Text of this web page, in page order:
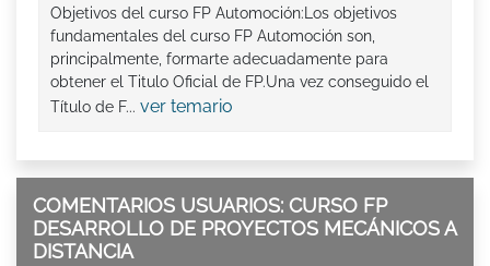
Objetivos del curso FP Automoción:Los objetivos
fundamentales del curso FP Automoción son,
principalmente, formarte adecuadamente para
obtener el Titulo Oficial de FP.Una vez conseguido el
Título de F... ver temario
COMENTARIOS USUARIOS: CURSO FP
DESARROLLO DE PROYECTOS MECÁNICOS A
DISTANCIA